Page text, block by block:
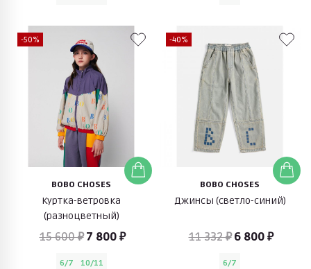
-50%
BOBO CHOSES
Куртка-ветровка
(разноцветный)
15 600 ₽ 7 800 ₽
6/7 10/11
-40%
BOBO CHOSES
Джинсы (светло-синий)
11 332 ₽ 6 800 ₽
6/7